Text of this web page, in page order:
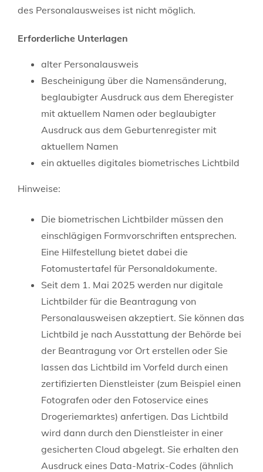
des Personalausweises ist nicht möglich.
Erforderliche Unterlagen
alter Personalausweis
Bescheinigung über die Namensänderung,
beglaubigter Ausdruck aus dem Eheregister
mit aktuellem Namen oder beglaubigter
Ausdruck aus dem Geburtenregister mit
aktuellem Namen
ein aktuelles digitales biometrisches Lichtbild
Hinweise:
Die biometrischen Lichtbilder müssen den
einschlägigen Formvorschriften entsprechen.
Eine Hilfestellung bietet dabei die
Fotomustertafel für Personaldokumente.
Seit dem 1. Mai 2025 werden nur digitale
Lichtbilder für die Beantragung von
Personalausweisen akzeptiert. Sie können das
Lichtbild je nach Ausstattung der Behörde bei
der Beantragung vor Ort erstellen oder Sie
lassen das Lichtbild im Vorfeld durch einen
zertifizierten Dienstleister (zum Beispiel einen
Fotografen oder den Fotoservice eines
Drogeriemarktes) anfertigen. Das Lichtbild
wird dann durch den Dienstleister in einer
gesicherten Cloud abgelegt. Sie erhalten den
Ausdruck eines Data-Matrix-Codes (ähnlich